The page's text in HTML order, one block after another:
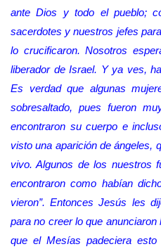
ante Dios y todo el pueblo;
sacerdotes y nuestros jefes
lo crucificaron. Nosotros
liberador de Israel. Y ya ves,
Es verdad que algunas
sobresaltado, pues fueron
encontraron su cuerpo e
visto una aparición de ángeles,
vivo. Algunos de los nuestros
encontraron como habían
vieron”. Entonces Jesús les
para no creer lo que
que el Mesías padeciera